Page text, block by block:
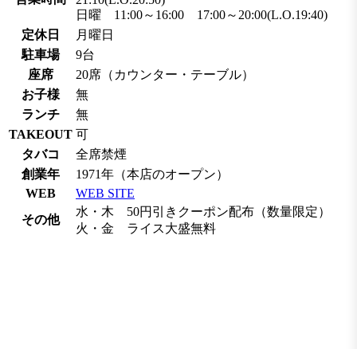
日曜 11:00～16:00 17:00～20:00(L.O.19:40)
定休日
月曜日
駐車場
9台
座席
20席（カウンター・テーブル）
お子様
無
ランチ
無
TAKEOUT 可
タバコ
全席禁煙
創業年
1971年（本店のオープン）
WEB
WEB SITE
その他
水・木 50円引きクーポン配布（数量限定）
火・金 ライス大盛無料